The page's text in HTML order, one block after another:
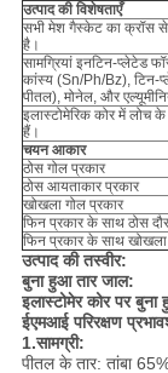
उत्पाद की विशेषताएँ
सभी मेश गैस्केट का क्रॉस
है।
सामग्रियां इनटिन-प्लेटेड
कांस्य (Sn/Ph/Bz), टिन-
पीतल), मोनेल, और
इलास्टोमेरिक कोर में लोच के
हैं।
चयन आकार
ठोस गोल प्रकार
ठोस आयताकार प्रकार
खोखला गोल प्रकार
फिन प्रकार के साथ ठोस दौर
फिन प्रकार के साथ खोखला
उत्पाद की तस्वीर:
बुना हुआ तार जाल:
इलास्टोमेर कोर पर
ईएमआई परिरक्षण
1.सामग्री:
पीतल के तार: तांबा